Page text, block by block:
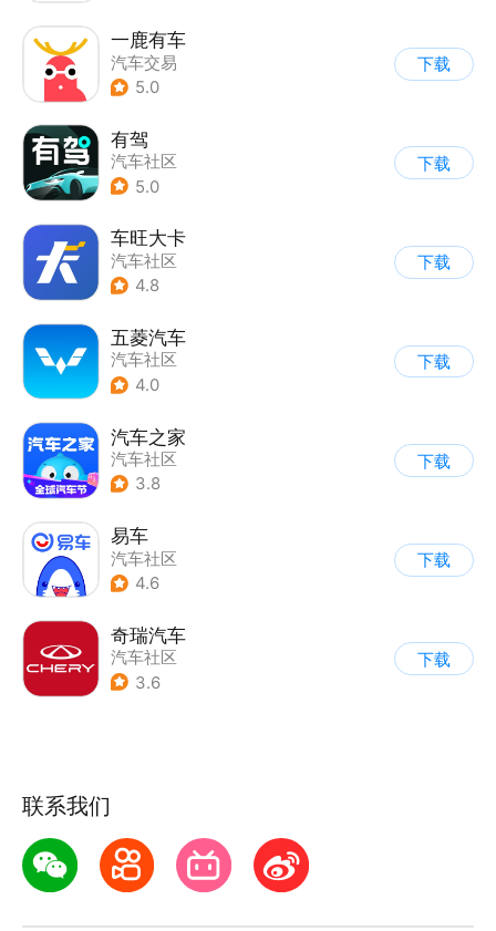
一鹿有车
汽车交易
5.0
下载
有驾
汽车社区
5.0
下载
车旺大卡
汽车社区
4.8
下载
五菱汽车
汽车社区
4.0
下载
汽车之家
汽车社区
3.8
下载
易车
汽车社区
4.6
下载
奇瑞汽车
汽车社区
3.6
下载
联系我们